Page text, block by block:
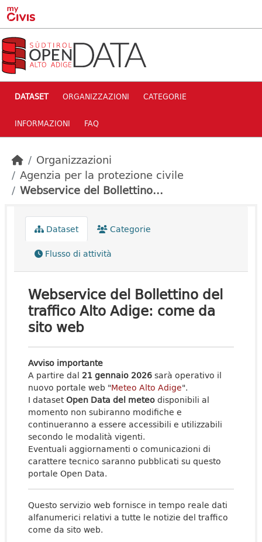
Skip to main content
DATASET ORGANIZZAZIONI CATEGORIE
INFORMAZIONI FAQ
Organizzazioni
Agenzia per la protezione civile
Webservice del Bollettino...
Dataset
Categorie
Flusso di attività
Webservice del Bollettino del
traffico Alto Adige: come da
sito web
Avviso importante
A partire dal 21 gennaio 2026sarà operativo il
nuovo portale web "Meteo Alto Adige".
I datasetOpen Data del meteodisponibili al
momento non subiranno modifiche e
continueranno a essere accessibili e utilizzabili
secondo le modalità vigenti.
Eventuali aggiornamenti o comunicazioni di
carattere tecnico saranno pubblicati su questo
portale Open Data.
Questo servizio web fornisce in tempo reale dati
alfanumerici relativi a tutte le notizie del traffico
come da sito web.